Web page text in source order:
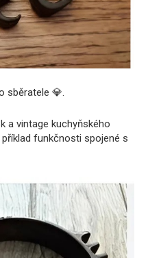
sběratele 💎.
a vintage kuchyňského
funkčnosti spojené s